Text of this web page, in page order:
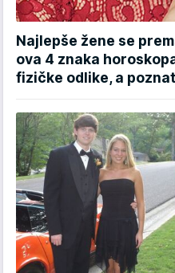
Najlepše žene se
ova 4 znaka
fizičke odlike, a